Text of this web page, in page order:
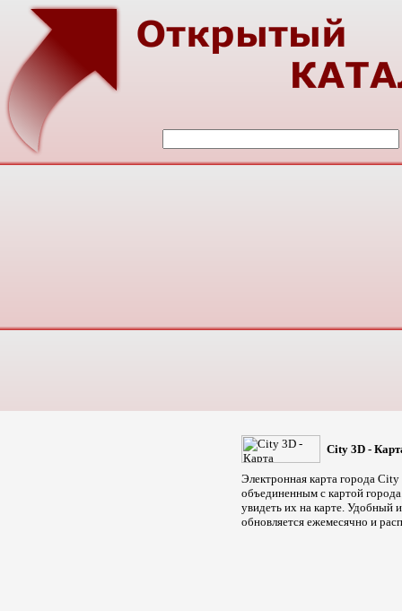
City 3D -
Электронная карта города
объединенным с картой
увидеть их на карте.
обновляется ежемесячно и